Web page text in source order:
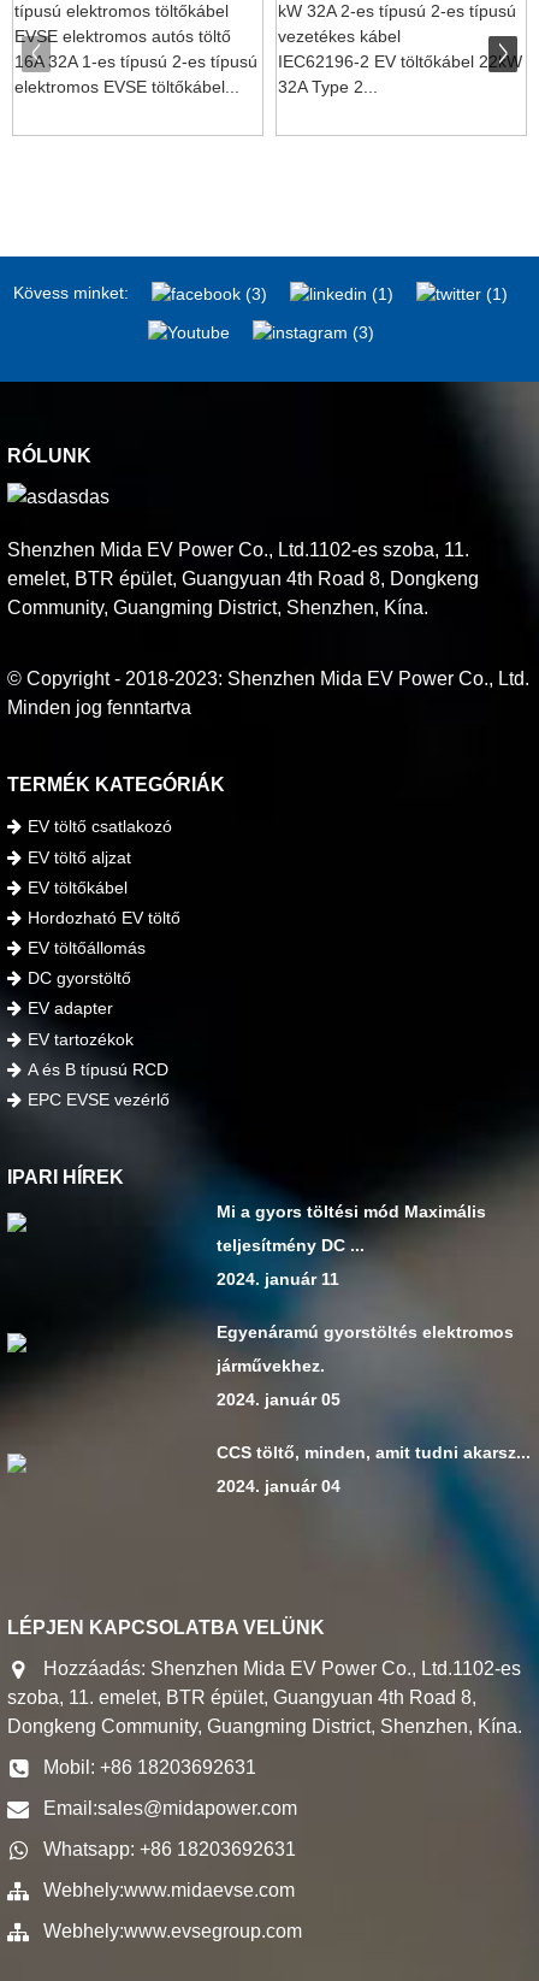
16A 32A 1-es típusú 2-es típusú
elektromos EVSE töltőkábel...
IEC62196-2 EV töltőkábel 22kW
32A Type 2...
Kövess minket:
RÓLUNK
Shenzhen Mida EV Power Co., Ltd.1102-es szoba, 11.
emelet, BTR épület, Guangyuan 4th Road 8, Dongkeng
Community, Guangming District, Shenzhen, Kína.
© Copyright - 2018-2023: Shenzhen Mida EV Power Co., Ltd.
Minden jog fenntartva
TERMÉK KATEGÓRIÁK
EV töltő csatlakozó
EV töltő aljzat
EV töltőkábel
Hordozható EV töltő
EV töltőállomás
DC gyorstöltő
EV adapter
EV tartozékok
A és B típusú RCD
EPC EVSE vezérlő
IPARI HÍREK
Mi a gyors töltési mód Maximális
teljesítmény DC ...
2024. január 11
Egyenáramú gyorstöltés elektromos
járművekhez.
2024. január 05
CCS töltő, minden, amit tudni akarsz...
2024. január 04
LÉPJEN KAPCSOLATBA VELÜNK
Hozzáadás: Shenzhen Mida EV Power Co., Ltd.1102-es
szoba, 11. emelet, BTR épület, Guangyuan 4th Road 8,
Dongkeng Community, Guangming District, Shenzhen, Kína.
Mobil: +86 18203692631
Email:sales@midapower.com
Whatsapp: +86 18203692631
Webhely:www.midaevse.com
Webhely:www.evsegroup.com